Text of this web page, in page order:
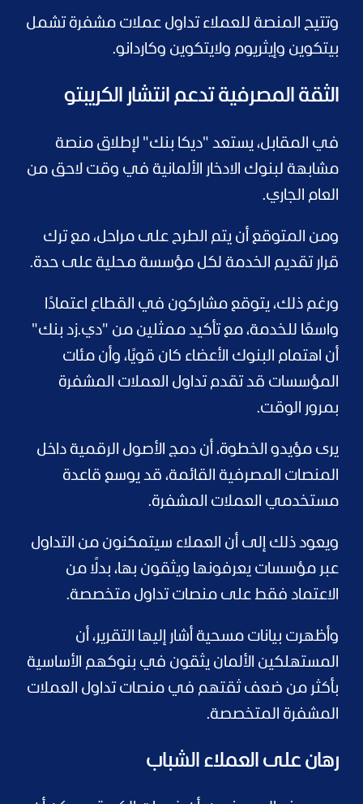
وتتيح المنصة للعملاء تداول عملات مشفرة تشمل
بيتكوين وإيثريوم ولايتكوين وكاردانو.
الثقة المصرفية تدعم انتشار الكريبتو
في المقابل، يستعد "ديكا بنك" لإطلاق منصة
مشابهة لبنوك الادخار الألمانية في وقت لاحق من
العام الجاري.
ومن المتوقع أن يتم الطرح على مراحل، مع ترك
قرار تقديم الخدمة لكل مؤسسة محلية على حدة.
ورغم ذلك، يتوقع مشاركون في القطاع اعتمادًا
واسعًا للخدمة، مع تأكيد ممثلين من "دي.زد بنك"
أن اهتمام البنوك الأعضاء كان قويًا، وأن مئات
المؤسسات قد تقدم تداول العملات المشفرة
بمرور الوقت.
يرى مؤيدو الخطوة، أن دمج الأصول الرقمية داخل
المنصات المصرفية القائمة، قد يوسع قاعدة
مستخدمي العملات المشفرة.
ويعود ذلك إلى أن العملاء سيتمكنون من التداول
عبر مؤسسات يعرفونها ويثقون بها، بدلًا من
الاعتماد فقط على منصات تداول متخصصة.
وأظهرت بيانات مسحية أشار إليها التقرير، أن
المستهلكين الألمان يثقون في بنوكهم الأساسية
بأكثر من ضعف ثقتهم في منصات تداول العملات
المشفرة المتخصصة.
رهان على العملاء الشباب